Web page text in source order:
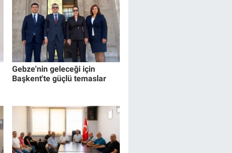
Gebze'nin geleceği için
Başkent'te güçlü temaslar